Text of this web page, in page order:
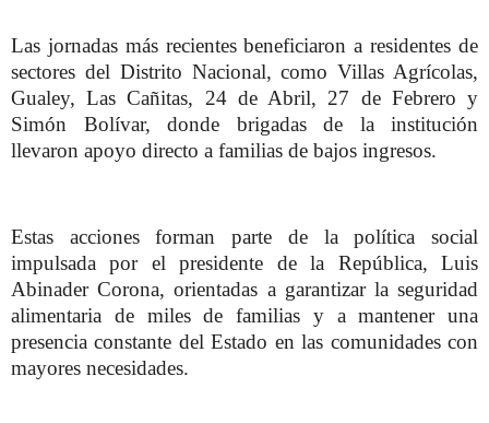
Las jornadas más recientes beneficiaron a residentes de
sectores del Distrito Nacional, como Villas Agrícolas,
Gualey, Las Cañitas, 24 de Abril, 27 de Febrero y
Simón Bolívar, donde brigadas de la institución
llevaron apoyo directo a familias de bajos ingresos.
Estas acciones forman parte de la política social
impulsada por el presidente de la República, Luis
Abinader Corona, orientadas a garantizar la seguridad
alimentaria de miles de familias y a mantener una
presencia constante del Estado en las comunidades con
mayores necesidades.